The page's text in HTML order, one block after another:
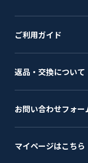
ご利用ガイド
返品・交換について
お問い合わせフォー
マイページはこちら